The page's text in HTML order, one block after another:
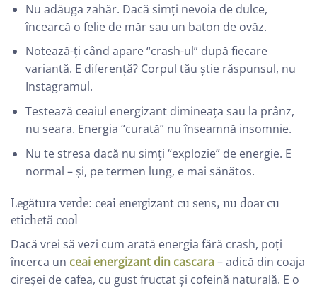
Nu adăuga zahăr. Dacă simți nevoia de dulce,
încearcă o felie de măr sau un baton de ovăz.
Notează-ți când apare “crash-ul” după fiecare
variantă. E diferență? Corpul tău știe răspunsul, nu
Instagramul.
Testează ceaiul energizant dimineața sau la prânz,
nu seara. Energia “curată” nu înseamnă insomnie.
Nu te stresa dacă nu simți “explozie” de energie. E
normal – și, pe termen lung, e mai sănătos.
Legătura verde: ceai energizant cu sens, nu doar cu
etichetă cool
Dacă vrei să vezi cum arată energia fără crash, poți
încerca un ceai energizant din cascara– adică din coaja
cireșei de cafea, cu gust fructat și cofeină naturală. E o